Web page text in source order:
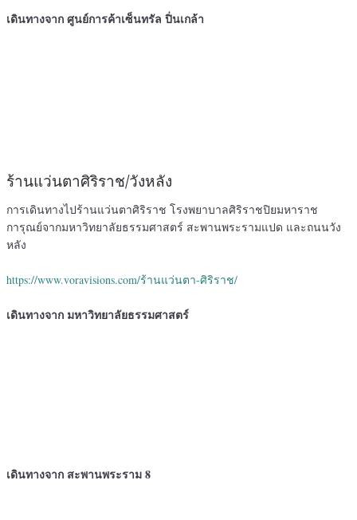
เดินทางจาก ศูนย์การค้าเซ็นทรัล ปิ่นเกล้า
ร้านแว่นตาศิริราช/วังหลัง
การเดินทางไปร้านแว่นตาศิริราช โรงพยาบาลศิริราชปิยมหาราช
การุณย์จากมหาวิทยาลัยธรรมศาสตร์ สะพานพระรามแปด และถนนวัง
หลัง
https://www.voravisions.com/ร้านแว่นตา-ศิริราช/
เดินทางจาก มหาวิทยาลัยธรรมศาสตร์
เดินทางจาก สะพานพระราม 8